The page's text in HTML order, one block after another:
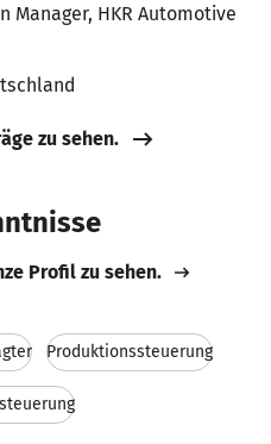
Manager, HKR Automotive
zu sehen.
Profil zu sehen.
Produktionssteuerung